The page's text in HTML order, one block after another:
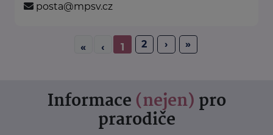
posta@mpsv.cz
« ‹ 1 2 › »
Informace (nejen) pro
prarodiče